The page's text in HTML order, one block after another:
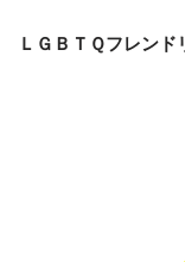
ＬＧＢＴＱフレンド